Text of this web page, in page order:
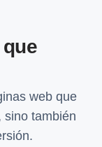
web que
sino también